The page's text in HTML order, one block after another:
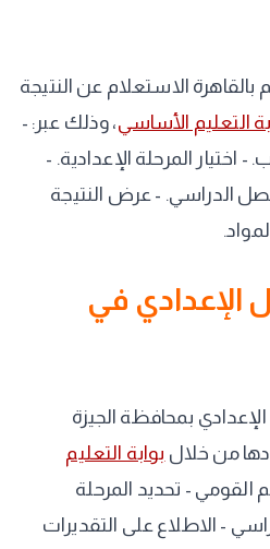
بالقاهرة الاستعلام عن النتيجة
التعليم الأساسي، وذلك عبر: -
اختيار المرحلة الإعدادية. -
الدراسي. - عرض النتيجة
الإعدادي في
بمحافظة الجيزة
من خلال بوابة التعليم
القومي - تحديد المرحلة
- الاطلاع على التقديرات